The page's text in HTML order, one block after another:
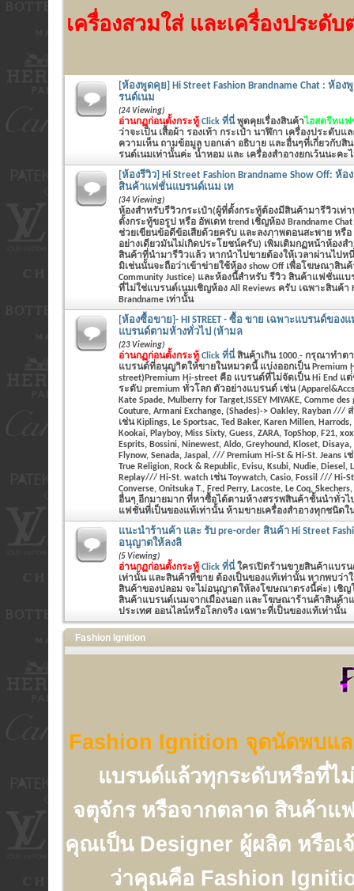
เครื่องสวมใส่ และเครื่องประดับ
[ห้องพูดคุย] Hi Street Fashion Brandname Chat : ห้อ
รนด์เนม
(24 Viewing)
อ่านกฏก่อนตั้งกระทู้ Click ที่นี่ พูดคุยเรื่องสินค้าไฮสตรีทแฟ
ว่าจะเป็น เสื้อผ้า รองเท้า กระเป๋า นาฬิกา เครื่องประดับแ
ความเห็น ถามข้อมูล บอกเล่า อธิบาย และอื่นๆที่เกี่ยวกับ
รนด์เนมเท่านั้นค่ะ น้ำหอม และ เครื่องสำอางยกเว้นนะคะ
[ห้องรีวิว] Hi Street Fashion Brandname Show Off: ห้
สินค้าแฟชั่นแบรนด์เนม เท
(34 Viewing)
ห้องสำหรับรีวิวกระเป๋า(ผู้ที่ตั้งกระทู้ต้องมีสินค้ามารีวิวเท่
ตั้งกระทู้ขอรูป หรือ อัพเดท trend เชิญห้อง Brandname
ช่วยเขียนข้อดีข้อเสียด้วยครับ และลงภาพตอนสะพาย หรือ
อย่างเดียวมันไม่เกิดประโยชน์ครับ) เพิ่มเติมกฏหน้าห้องสำ
สินค้าที่นำมารีวิวแล้ว หากนำไปขายต้องให้เวลาผ่านไปห
มิเช่นนั้นจะถือว่าเข้าข่ายใช้ห้อง show Off เพื่อโฆษณาสิน
Community Justice) และห้องนี้สำหรับ รีวิว สินค้าแฟชั่นแ
ที่ไม่ใช่แบรนด์เนมเชิญห้อง All Reviews ครับ เฉพาะสินค้า
Brandname เท่านั้น
[ห้องซื้อขาย]- HI STREET - ซื้อ ขาย เฉพาะแบรนด์ของ
แบรนด์ตามห้างทั่วไป (ห้ามล
(23 Viewing)
อ่านกฏก่อนตั้งกระทู้ Click ที่นี่ สินค้าเกิน 1000.- กรุณาทำ
แบรนด์ที่อนุญาิตให้ขายในหมวดนี้ แบ่งออกเป็น Premium
street)Premium Hi-street คือ แบรนด์ที่ไม่จัดเป็น Hi End
ระดับ premium ทั่วโลก ตัวอย่างแบรนด์ เช่น
Kate Spade, Mulberry for Target,ISSEY MIYAKE, Comme des
Couture, Armani Exchange, (Shades)-> Oakley, Rayban ///
เช่น Kiplings, Le Sportsac, Ted Baker, Karen Millen,
Kookai, Playboy, Miss Sixty, Guess, ZARA, TopShop, F21,
Esprits, Bossini, Ninewest, Aldo, Greyhound, Kloset, Disaya,
Flynow, Senada, Jaspal, /// Premium Hi-St & Hi-St. Jeans เ
True Religion, Rock & Republic, Evisu, Ksubi, Nudie, Diesel,
Replay/// Hi-St. watch เช่น Toywatch, Casio, Fossil /// Hi-
Converse, Onitsuka T., Fred Perry, Lacoste, Le Coq,
อื่นๆ อีกมายมาก ที่หาซื้อได้ตามห้างสรรพสินค้าชั้นนำทั่วไ
แฟชั่นที่เป็นของแท้เท่านั้น ห้ามขายเครื่องสำอางทุกชนิดใ
แนะนำร้านค้า และ รับ pre-order สินค้า Hi Street
อนุญาตให้ลงลิ
(5 Viewing)
อ่านกฏก่อนตั้งกระทู้ Click ที่นี่ ใครเปิดร้านขายสินค้าแบรน
เท่านั้น และสินค้าที่ขาย ต้องเป็นของแท้เท่านั้น หากพบว่า
สินค้าของปลอม จะไม่อนุญาตให้ลงโฆษณาตรงนี้ค่ะ) เชิญ
สินค้าแบรนด์เนมจากเมืองนอก และโฆษณาร้านค้าสินค้า
ประเทศ ออนไลน์หรือโลกจริง เฉพาะที่เป็นของแท้เท่านั้น
Fashion Ignition
Fashion Ignition จุดนัดพบแ
แบรนด์แล้วทุกระดับหรือที่ไ
จตุจักร หรือจากตลาด สินค้าแ
คุณเป็น Designer ผู้ผลิต หรือเ
ว่าคุณคือ Fashion